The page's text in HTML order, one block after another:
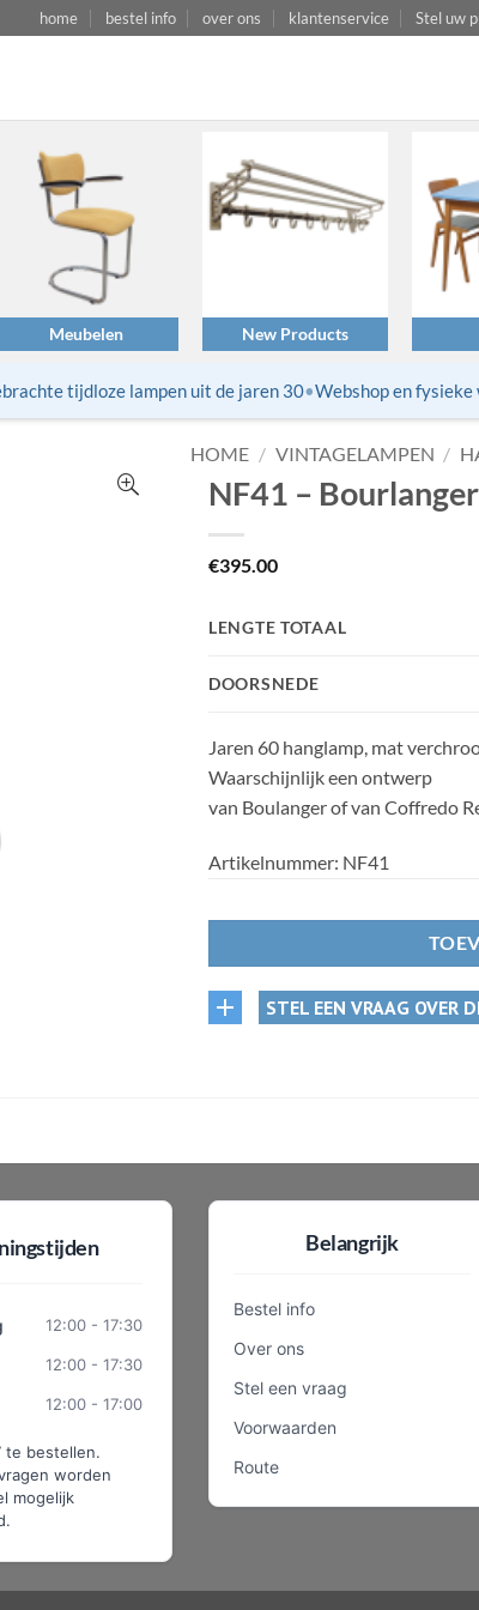
home bestel info over ons klantenservice Stel uw
Meubelen New Products
tijdloze lampen uit de jaren 30•Webshop en fysieke
HOME / VINTAGELAMPEN /
NF41 –
€395.00
LENGTE TOTAAL
DOORSNEDE
Jaren 60 hanglamp, mat
Waarschijnlijk een ontwerp
van Boulanger of van Coffredo
Artikelnummer: NF41
STEL EEN VRAAG OVER
12:00 - 17:30
12:00 - 17:30
12:00 - 17:00
te bestellen.
worden
mogelijk
Belangrijk
Bestel info
Over ons
Stel een vraag
Voorwaarden
Route